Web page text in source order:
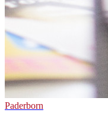
Paderborn